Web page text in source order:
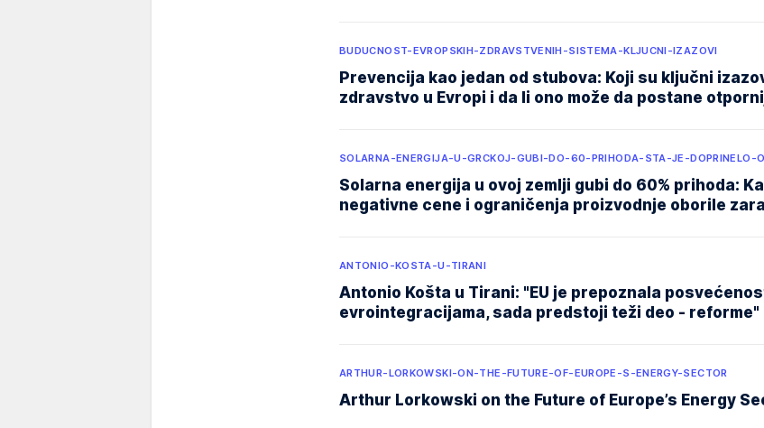
BUDUCNOST-EVROPSKIH-ZDRAVSTVENIH-SISTEMA-KLJUCNI-IZAZOVI
Prevencija kao jedan od stubova: Koji su ključni
zdravstvo u Evropi i da li ono može da postane
SOLARNA-ENERGIJA-U-GRCKOJ-GUBI-DO-60-PRIHODA-STA-JE-DOPRINELO-
Solarna energija u ovoj zemlji gubi do 60% prihoda:
negativne cene i ograničenja proizvodnje oborile
ANTONIO-KOSTA-U-TIRANI
Antonio Košta u Tirani: "EU je prepoznala
evrointegracijama, sada predstoji teži deo - reforme"
ARTHUR-LORKOWSKI-ON-THE-FUTURE-OF-EUROPE-S-ENERGY-SECTOR
Arthur Lorkowski on the Future of Europe’s Energy